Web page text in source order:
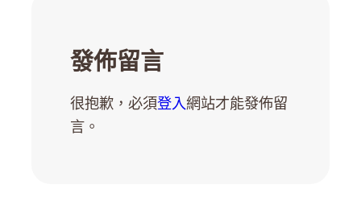
發佈留言
很抱歉，必須登入網站才能發佈留
言。